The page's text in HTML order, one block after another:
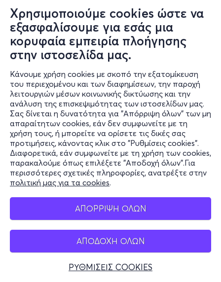
Χρησιμοποιούμε cookies ώστε να
εξασφαλίσουμε για εσάς μια
κορυφαία εμπειρία πλοήγησης
στην ιστοσελίδα μας.
Κάνουμε χρήση cookies με σκοπό την εξατομίκευση
του περιεχομένου και των διαφημίσεων, την παροχή
λειτουργιών μέσων κοινωνικής δικτύωσης και την
ανάλυση της επισκεψιμότητας των ιστοσελίδων μας.
Σας δίνεται η δυνατότητα για "Απόρριψη όλων" των μη
απαραίτητων cookies, εάν δεν συμφωνείτε με τη
χρήση τους, ή μπορείτε να ορίσετε τις δικές σας
προτιμήσεις, κάνοντας κλικ στο "Ρυθμίσεις cookies".
Διαφορετικά, εάν συμφωνείτε με τη χρήση των cookies,
παρακαλούμε όπως επιλέξετε "Αποδοχή όλων".Για
περισσότερες σχετικές πληροφορίες, ανατρέξτε στην
πολιτική μας για τα cookies.
ΑΠΟΡΡΙΨΗ ΟΛΩΝ
ΑΠΟΔΟΧΗ ΟΛΩΝ
ΡΥΘΜΙΣΕΙΣ COOKIES